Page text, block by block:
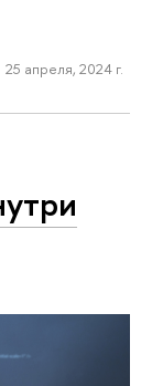
25 апреля, 2024 г.